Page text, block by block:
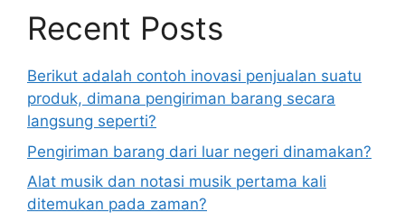
Recent Posts
Berikut adalah contoh inovasi penjualan suatu
produk, dimana pengiriman barang secara
langsung seperti?
Pengiriman barang dari luar negeri dinamakan?
Alat musik dan notasi musik pertama kali
ditemukan pada zaman?